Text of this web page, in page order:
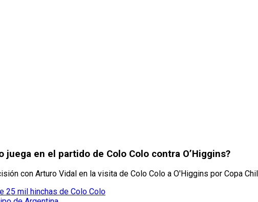
en el partido de Colo Colo contra O’Higgins?
con Arturo Vidal en la visita de Colo Colo a O'Higgins por Copa
25 mil hinchas de Colo Colo